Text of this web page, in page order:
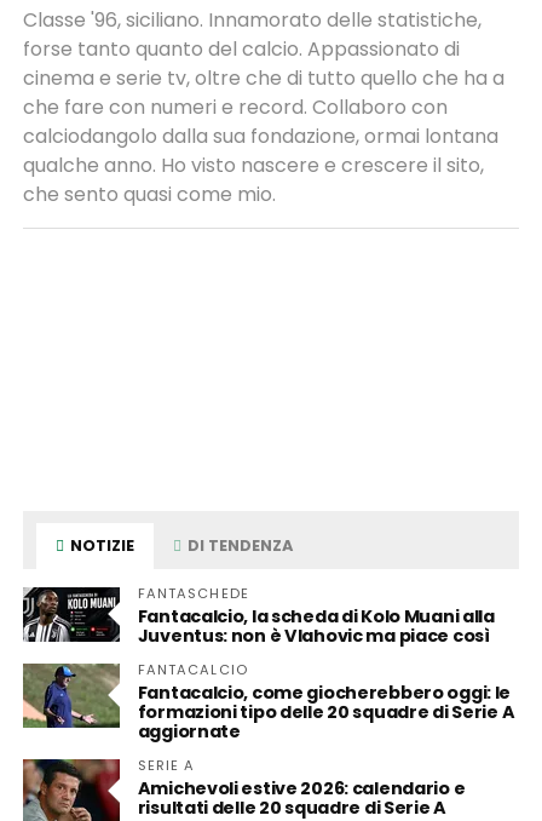
Classe '96, siciliano. Innamorato delle statistiche,
forse tanto quanto del calcio. Appassionato di
cinema e serie tv, oltre che di tutto quello che ha a
che fare con numeri e record. Collaboro con
calciodangolo dalla sua fondazione, ormai lontana
qualche anno. Ho visto nascere e crescere il sito,
che sento quasi come mio.
NOTIZIE DI TENDENZA
FANTASCHEDE
Fantacalcio, la scheda di Kolo Muani alla
Juventus: non è Vlahovic ma piace così
FANTACALCIO
Fantacalcio, come giocherebbero oggi: le
formazioni tipo delle 20 squadre di Serie A
aggiornate
SERIE A
Amichevoli estive 2026: calendario e
risultati delle 20 squadre di Serie A